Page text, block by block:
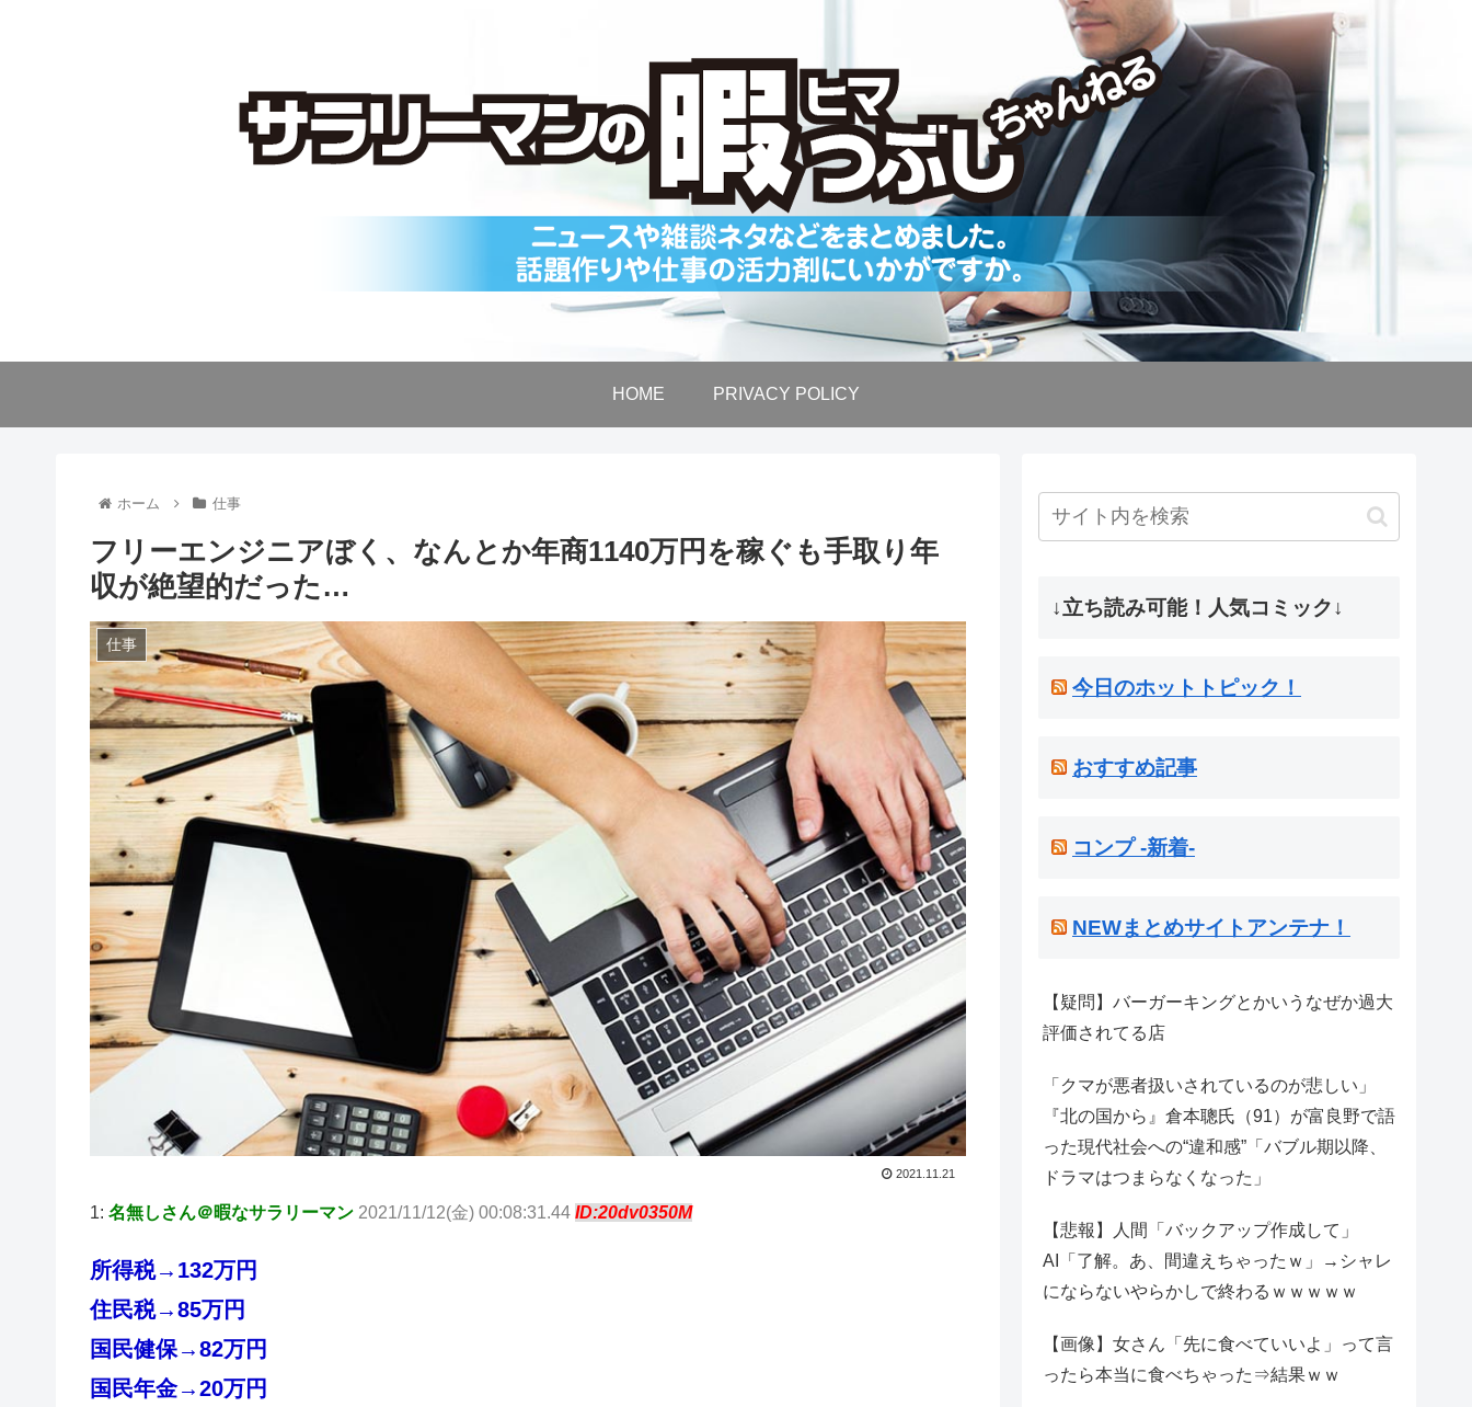
HOME PRIVACY POLICY
ホーム 仕事
フリーエンジニアぼく、なんとか年商1140万円を稼ぐも手取り年
収が絶望的だった…
仕事
2021.11.21
1: 名無しさん＠暇なサラリーマン 2021/11/12(金) 00:08:31.44 ID:20dv0350M
所得税→132万円
住民税→85万円
国民健保→82万円
国民年金→20万円
↓立ち読み可能！人気コミック↓
今日のホットトピック！
おすすめ記事
コンプ -新着-
NEWまとめサイトアンテナ！
【疑問】バーガーキングとかいうなぜか過大
評価されてる店
「クマが悪者扱いされているのが悲しい」
『北の国から』倉本聰氏（91）が富良野で語
った現代社会への“違和感”「バブル期以降、
ドラマはつまらなくなった」
【悲報】人間「バックアップ作成して」
AI「了解。あ、間違えちゃったｗ」→シャレ
にならないやらかしで終わるｗｗｗｗｗ
【画像】女さん「先に食べていいよ」って言
ったら本当に食べちゃった⇒結果ｗｗ